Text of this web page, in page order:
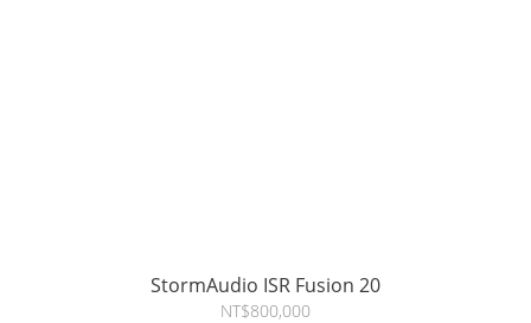
StormAudio ISR Fusion 20
NT$800,000